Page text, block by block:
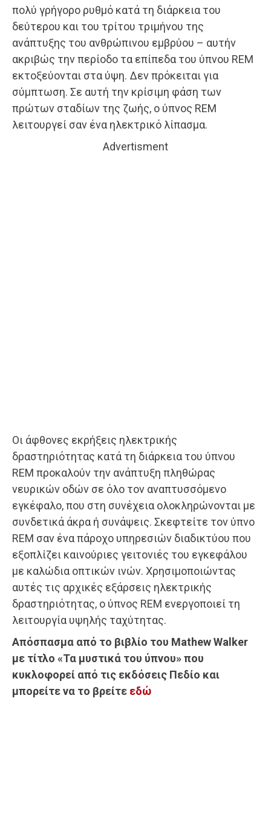
πολύ γρήγορο ρυθμό κατά τη διάρκεια του
δεύτερου και του τρίτου τριμήνου της
ανάπτυξης του ανθρώπινου εμβρύου – αυτήν
ακριβώς την περίοδο τα επίπεδα του ύπνου REM
εκτοξεύονται στα ύψη. Δεν πρόκειται για
σύμπτωση. Σε αυτή την κρίσιμη φάση των
πρώτων σταδίων της ζωής, ο ύπνος REM
λειτουργεί σαν ένα ηλεκτρικό λίπασμα.
Advertisment
Οι άφθονες εκρήξεις ηλεκτρικής
δραστηριότητας κατά τη διάρκεια του ύπνου
REM προκαλούν την ανάπτυξη πληθώρας
νευρικών οδών σε όλο τον αναπτυσσόμενο
εγκέφαλο, που στη συνέχεια ολοκληρώνονται με
συνδετικά άκρα ή συνάψεις. Σκεφτείτε τον ύπνο
REM σαν ένα πάροχο υπηρεσιών διαδικτύου που
εξοπλίζει καινούριες γειτονιές του εγκεφάλου
με καλώδια οπτικών ινών. Χρησιμοποιώντας
αυτές τις αρχικές εξάρσεις ηλεκτρικής
δραστηριότητας, ο ύπνος REM ενεργοποιεί τη
λειτουργία υψηλής ταχύτητας.
Απόσπασμα από το βιβλίο του Mathew Walker
με τίτλο «Τα μυστικά του ύπνου» που
κυκλοφορεί από τις εκδόσεις Πεδίο και
μπορείτε να το βρείτε εδώ